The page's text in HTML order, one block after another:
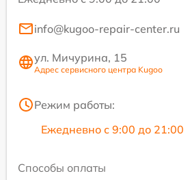
info@kugoo-repair-center.ru
ул. Мичурина, 15
Адрес сервисного центра Kugoo
Режим работы:
Ежедневно с 9:00 до 21:00
Способы оплаты